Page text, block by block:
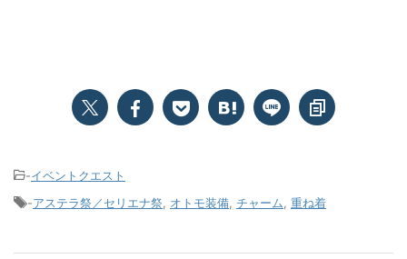
-イベントクエスト
-アステラ祭／セリエナ祭 オトモ装備 チャーム 重ね着